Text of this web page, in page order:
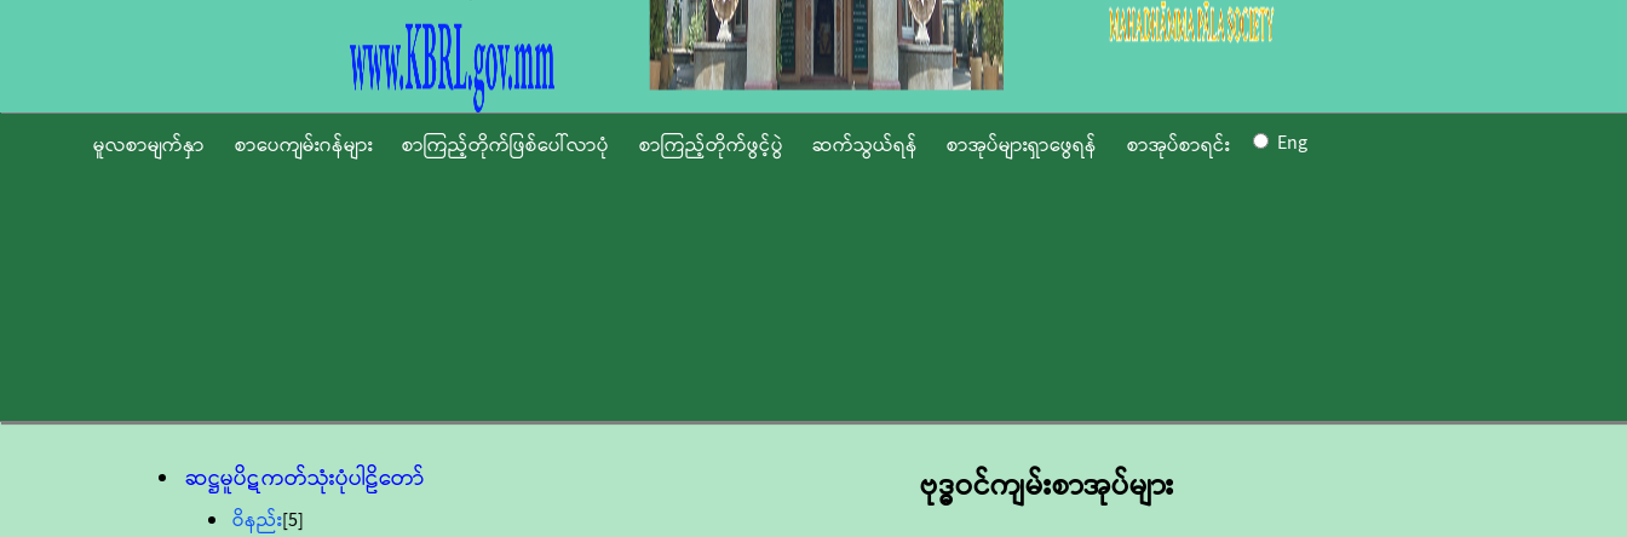
မူလစာမျက်နှာ စာပေကျမ်းဂန်များ စာကြည့်တိုက်ဖြစ်ပေါ်လာပုံ စာကြည့်တိုက်ဖွင့်ပွဲ ဆက်သွယ်ရန် စာအုပ်များရှာဖွေရန် စာအုပ်စာရင်း Eng
ဆဋ္ဌမူပိဋကတ်သုံးပုံပါဠိတော်
ဝိနည်း[5]
ဗုဒ္ဓဝင်ကျမ်းစာအုပ်များ